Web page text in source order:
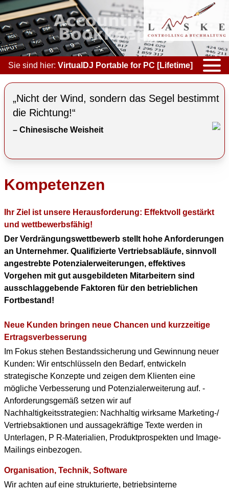
Sie sind hier: VirtualDJ Portable for PC [Lifetime]
KOMPETENZEN
ACCOUNTING & BOOKKEEPING
CONTROLLING
COACHING
DOWNLOAD PDF
BERUFLICHER WERDEGANG
„Nicht der Wind, sondern das Segel bestimmt
die Richtung!“
– Chinesische Weisheit
Kompetenzen
Ihr Ziel ist unsere Herausforderung: Effektvoll gestärkt
und wettbewerbsfähig!
Der Verdrängungswettbewerb stellt hohe Anforderungen
an Unternehmer. Qualifizierte Vertriebsabläufe, sinnvoll
angestrebte Potenzialerweiterungen, effektives
Vorgehen mit gut ausgebildeten Mitarbeitern sind
ausschlaggebende Faktoren für den betrieblichen
Fortbestand!
Neue Kunden bringen neue Chancen und kurzzeitige
Ertragsverbesserung
Im Fokus stehen Bestandssicherung und Gewinnung neuer
Kunden: Wir entschlüsseln den Bedarf, entwickeln
strategische Konzepte und zeigen dem Klienten eine
mögliche Verbesserung und Potenzialerweiterung auf. -
Anforderungsgemäß setzen wir auf
Nachhaltigkeitsstrategien: Nachhaltig wirksame Marketing-/
Vertriebsaktionen und aussagekräftige Texte werden in
Unterlagen, P R-Materialien, Produktprospekten und Image-
Mailings einbezogen.
Organisation, Technik, Software
Wir achten auf eine strukturierte, betriebsinterne